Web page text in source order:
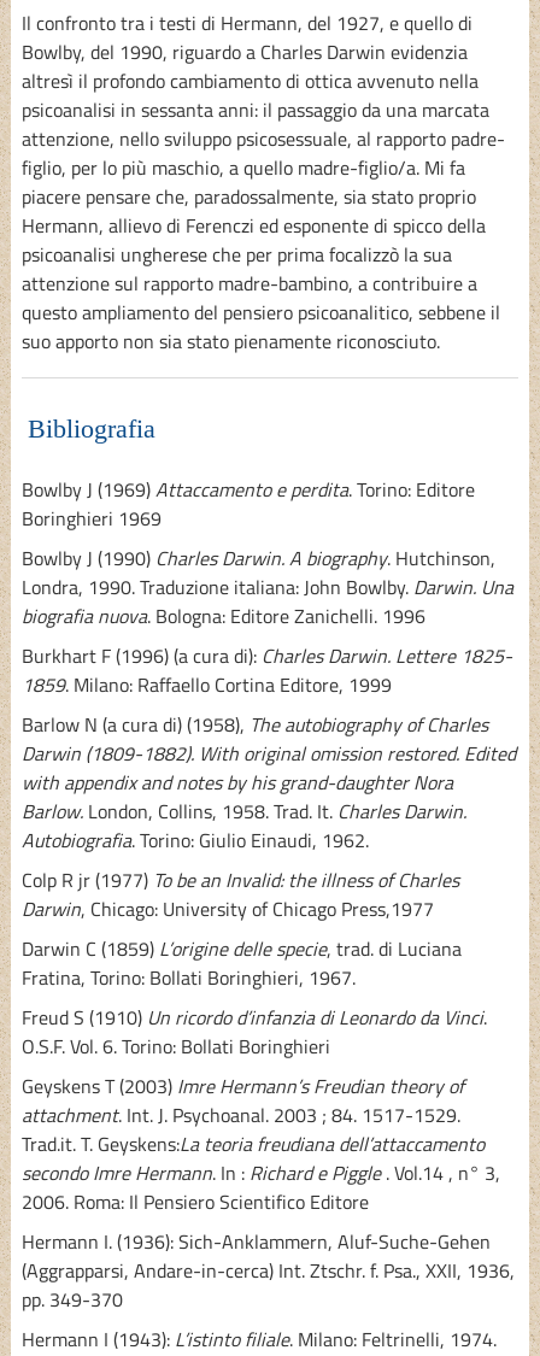
Il confronto tra i testi di Hermann, del 1927, e quello di
Bowlby, del 1990, riguardo a Charles Darwin evidenzia
altresì il profondo cambiamento di ottica avvenuto nella
psicoanalisi in sessanta anni: il passaggio da una marcata
attenzione, nello sviluppo psicosessuale, al rapporto padre-
figlio, per lo più maschio, a quello madre-figlio/a. Mi fa
piacere pensare che, paradossalmente, sia stato proprio
Hermann, allievo di Ferenczi ed esponente di spicco della
psicoanalisi ungherese che per prima focalizzò la sua
attenzione sul rapporto madre-bambino, a contribuire a
questo ampliamento del pensiero psicoanalitico, sebbene il
suo apporto non sia stato pienamente riconosciuto.
Bibliografia
Bowlby J (1969)Attaccamento e perdita. Torino: Editore
Boringhieri 1969
Bowlby J (1990) Charles Darwin. A biography. Hutchinson,
Londra, 1990. Traduzione italiana: John Bowlby. Darwin. Una
biografia nuova. Bologna: Editore Zanichelli. 1996
Burkhart F (1996) (a cura di): Charles Darwin. Lettere 1825-
1859. Milano: Raffaello Cortina Editore, 1999
Barlow N (a cura di) (1958), The autobiography of Charles
Darwin (1809-1882). With original omission restored. Edited
with appendix and notes by his grand-daughter Nora
Barlow. London, Collins, 1958. Trad. It. Charles Darwin.
Autobiografia. Torino: Giulio Einaudi, 1962.
Colp R jr (1977) To be an Invalid: the illness of Charles
Darwin, Chicago: University of Chicago Press,1977
Darwin C (1859) L’origine delle specie, trad. di Luciana
Fratina, Torino: Bollati Boringhieri, 1967.
Freud S (1910) Un ricordo d’infanzia di Leonardo da Vinci.
O.S.F. Vol. 6. Torino: Bollati Boringhieri
Geyskens T (2003) Imre Hermann’s Freudian theory of
attachment. Int. J. Psychoanal. 2003 ; 84. 1517-1529.
Trad.it. T. Geyskens:La teoria freudiana dell’attaccamento
secondo Imre Hermann. In : Richard e Piggle. Vol.14 , n° 3,
2006. Roma: Il Pensiero Scientifico Editore
Hermann I. (1936): Sich-Anklammern, Aluf-Suche-Gehen
(Aggrapparsi, Andare-in-cerca) Int. Ztschr. f. Psa., XXII, 1936,
pp. 349-370
Hermann I (1943): L’istinto filiale. Milano: Feltrinelli, 1974.